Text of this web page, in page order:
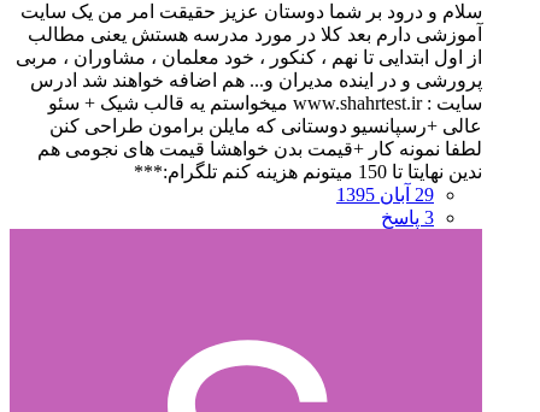
سلام و درود بر شما دوستان عزیز حقیقت امر من یک سایت
آموزشی دارم بعد کلا در مورد مدرسه هستش یعنی مطالب
از اول ابتدایی تا نهم ، کنکور ، خود معلمان ، مشاوران ، مربی
پرورشی و در اینده مدیران و... هم اضافه خواهند شد ادرس
سایت : www.shahrtest.ir میخواستم یه قالب شیک + سئو
عالی +رسپانسیو دوستانی که مایلن برامون طراحی کنن
لطفا نمونه کار +قیمت بدن خواهشا قیمت های نجومی هم
ندین نهایتا تا 150 میتونم هزینه کنم تلگرام:***
29 آبان 1395
3 پاسخ